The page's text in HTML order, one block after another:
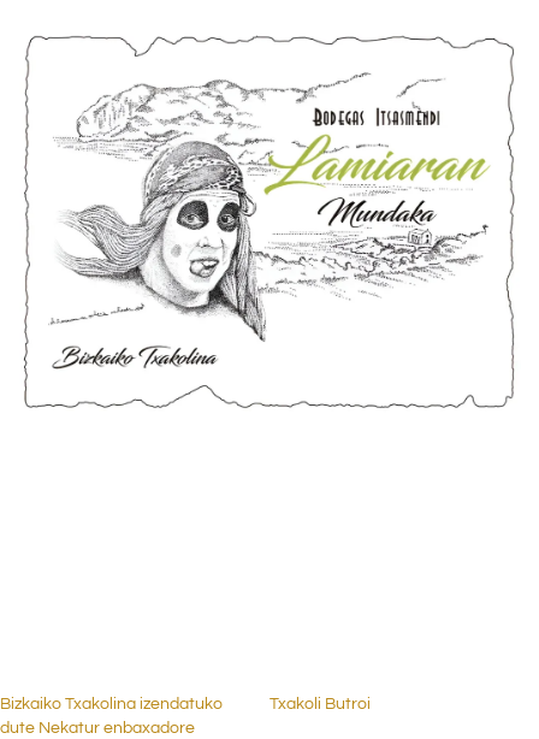
Bizkaiko Txakolina izendatuko
dute Nekatur enbaxadore
Txakoli Butroi